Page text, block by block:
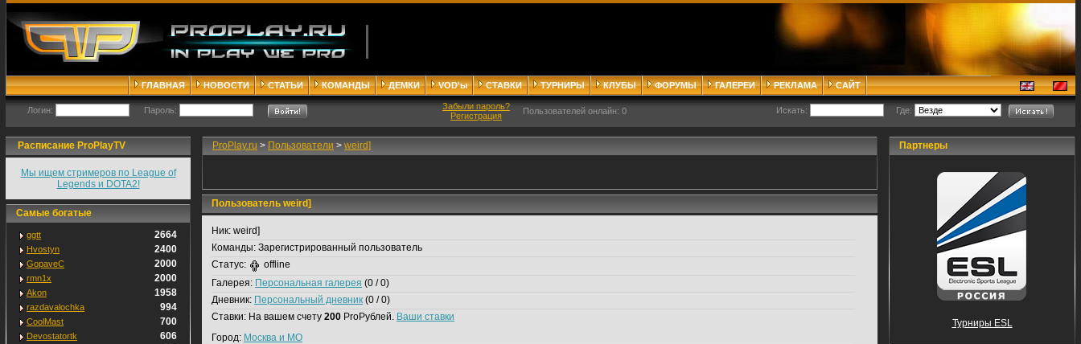
ГЛАВНАЯ НОВОСТИ СТАТЬИ КОМАНДЫ ДЕМКИ VOD'ы СТАВКИ ТУРНИРЫ КЛУБЫ ФОРУМЫ ГАЛЕРЕИ РЕКЛАМА САЙТ
Логин: Пароль:
Забыли пароль?
Регистрация
Пользователей онлайн: 0 Искать: Где:
Расписание ProPlayTV
Мы ищем стримеров по League of
Legends и DOTA2!
Самые богатые
ggtt 2664
Hvostyn 2400
GopaveC 2000
rmn1x 2000
Akon 1958
razdavalochka 994
CoolMast 700
Devostatortk 606
ProPlay.ru > Пользователи > weird]
Пользователь weird]
Ник: weird]
Команды: Зарегистрированный пользователь
Статус:
offline
Галерея: Персональная галерея (0 / 0)
Дневник: Персональный дневник (0 / 0)
Ставки: На вашем счету 200 ProРублей. Ваши ставки
Город: Москва и МО
Партнеры
Турниры ESL